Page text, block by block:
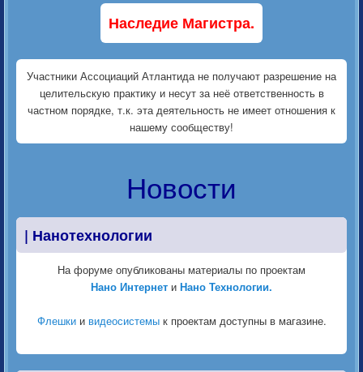
Наследие Магистра.
Участники Ассоциаций Атлантида не получают разрешение на
целительскую практику и несут за неё ответственность в
частном порядке, т.к. эта деятельность не имеет отношения к
нашему сообществу!
Новости
| Нанотехнологии
На форуме опубликованы материалы по проектам
Нано Интернет и Нано Технологии.
Флешкии видеосистемык проектам доступны в магазине.